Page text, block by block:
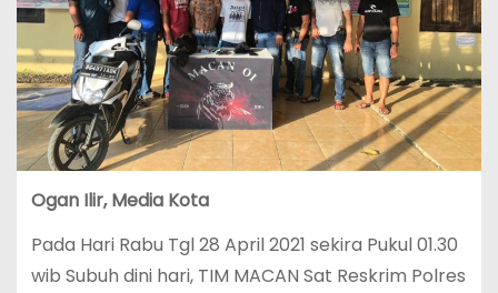
Ogan Ilir, Media Kota
Pada Hari Rabu Tgl 28 April 2021 sekira Pukul 01.30
wib Subuh dini hari, TIM MACAN Sat Reskrim Polres